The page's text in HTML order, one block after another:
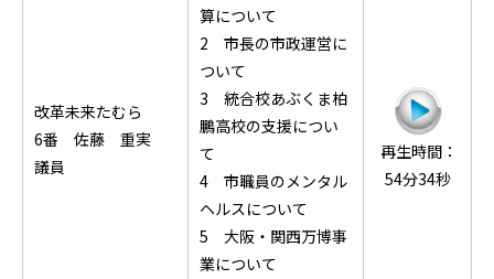
改革未来たむら
6番 佐藤 重実
議員
算について
2 市長の市政運営に
ついて
3 統合校あぶくま柏
鵬高校の支援につい
て
4 市職員のメンタル
ヘルスについて
5 大阪・関西万博事
業について
再生時間：
54分34秒